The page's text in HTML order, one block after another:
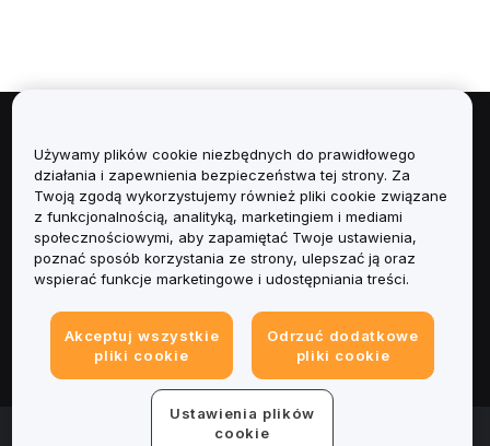
Informacje
Usługi
Obsługa Klienta
Informacje prawne
© 2025-2026 Bybit.eu. All rights reserved.
Używamy plików cookie niezbędnych do prawidłowego
działania i zapewnienia bezpieczeństwa tej strony. Za
Twoją zgodą wykorzystujemy również pliki cookie związane
z funkcjonalnością, analityką, marketingiem i mediami
społecznościowymi, aby zapamiętać Twoje ustawienia,
poznać sposób korzystania ze strony, ulepszać ją oraz
wspierać funkcje marketingowe i udostępniania treści.
Akceptuj wszystkie
pliki cookie
Odrzuć dodatkowe
pliki cookie
Ustawienia plików
cookie